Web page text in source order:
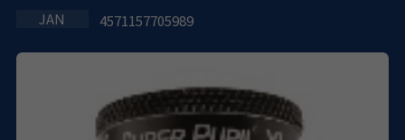
4571157705989